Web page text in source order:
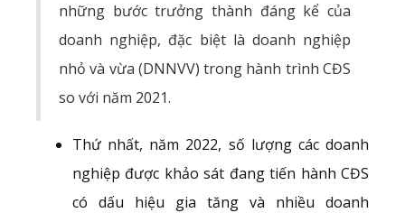
những bước trưởng thành đáng kể của
doanh nghiệp, đặc biệt là doanh nghiệp
nhỏ và vừa (DNNVV) trong hành trình CĐS
so với năm 2021.
Thứ nhất, năm 2022, số lượng các doanh
nghiệp được khảo sát đang tiến hành CĐS
có dấu hiệu gia tăng và nhiều doanh